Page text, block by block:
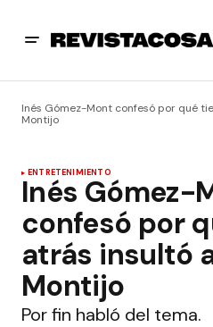
Inés Gómez-Mont confesó por qué
Montijo
ENTRETENIMIENTO
Inés Gómez-
confesó por
atrás insultó
Montijo
Por fin habló del tema.